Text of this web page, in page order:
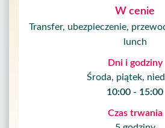
W cenie
Transfer, ubezpieczenie,
lunch
Dni i godziny
Środa, piątek,
10:00 - 15:00
Czas trwania